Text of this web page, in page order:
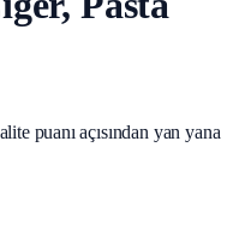
puanı açısından yan yana